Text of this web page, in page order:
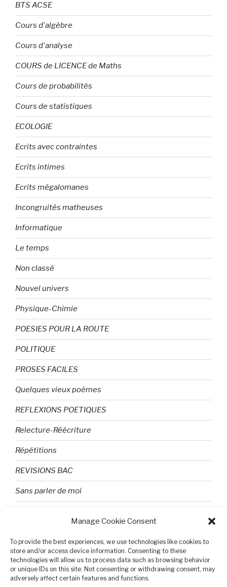
Manage Cookie Consent
To provide the best experiences, we use technologies like cookies to
store and/or access device information. Consenting to these
technologies will allow us to process data such as browsing behavior
or unique IDs on this site. Not consenting or withdrawing consent, may
adversely affect certain features and functions.
BTS ACSE
Cours d'algèbre
Cours d'analyse
COURS de LICENCE de Maths
Cours de probabilités
Cours de statistiques
ECOLOGIE
Ecrits avec contraintes
Ecrits intimes
Ecrits mégalomanes
Incongruités matheuses
Informatique
Le temps
Non classé
Nouvel univers
Physique-Chimie
POESIES POUR LA ROUTE
POLITIQUE
PROSES FACILES
Quelques vieux poèmes
REFLEXIONS POETIQUES
Relecture-Réécriture
Répétitions
REVISIONS BAC
Sans parler de moi
Tristesse et attente
Variable complexe